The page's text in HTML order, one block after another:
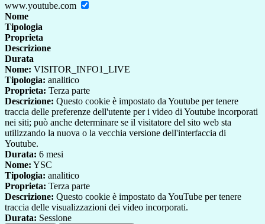
www.youtube.com
Nome
Tipologia
Proprieta
Descrizione
Durata
Nome: VISITOR_INFO1_LIVE
Tipologia: analitico
Proprieta: Terza parte
Descrizione: Questo cookie è impostato da Youtube per tenere
traccia delle preferenze dell'utente per i video di Youtube incorporati
nei siti; può anche determinare se il visitatore del sito web sta
utilizzando la nuova o la vecchia versione dell'interfaccia di
Youtube.
Durata: 6 mesi
Nome: YSC
Tipologia: analitico
Proprieta: Terza parte
Descrizione: Questo cookie è impostato da YouTube per tenere
traccia delle visualizzazioni dei video incorporati.
Durata: Sessione